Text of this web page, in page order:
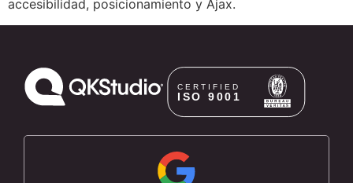
accesibilidad, posicionamiento y Ajax.